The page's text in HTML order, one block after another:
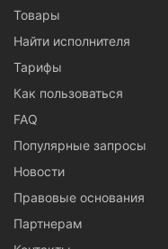
Товары
Найти исполнителя
Тарифы
Как пользоваться
FAQ
Популярные запросы
Новости
Правовые основания
Партнерам